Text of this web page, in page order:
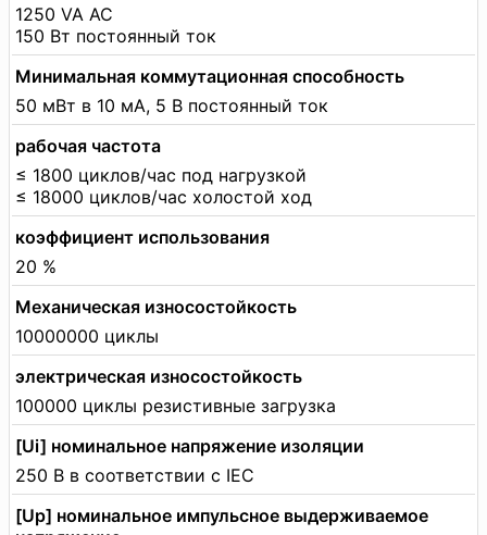
1250 VA AC
150 Вт постоянный ток
Минимальная коммутационная способность
50 мВт в 10 мА, 5 В постоянный ток
рабочая частота
≤ 1800 циклов/час под нагрузкой
≤ 18000 циклов/час холостой ход
коэффициент использования
20 %
Механическая износостойкость
10000000 циклы
электрическая износостойкость
100000 циклы резистивные загрузка
[Ui] номинальное напряжение изоляции
250 В в соответствии с IEC
[Up] номинальное импульсное выдерживаемое